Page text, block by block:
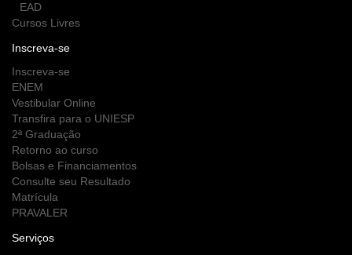
EAD
Cursos Livres
Inscreva-se
Inscreva-se
ENEM
Vestibular Online
Transfira para o UNIESP
2ª Graduação
Retorno ao curso
Bolsas e Financiamentos
Consulte seu Resultado
Matrícula
PRAVALER
Serviços